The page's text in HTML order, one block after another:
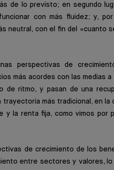
de lo previsto; en segundo
con más fluidez; y,
neutral, con el fin del «cuanto
perspectivas de
más acordes con las medias a
de ritmo, y pasan de una
más tradicional, en la
y la renta fija, como vimos por
de crecimiento de los
entre sectores y valores, lo